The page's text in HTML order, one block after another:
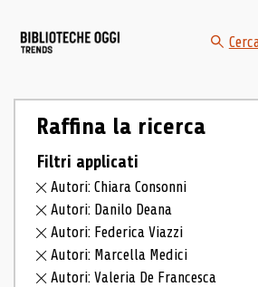
Raffina la ricerca
Filtri applicati
Autori: Chiara Consonni
Autori: Danilo Deana
Autori: Federica Viazzi
Autori: Marcella Medici
Autori: Valeria De Francesca